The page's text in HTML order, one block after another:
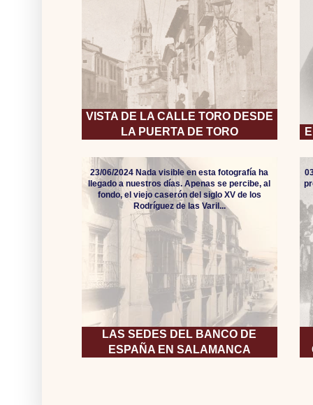
VISTA DE LA CALLE TORO DESDE
LA PUERTA DE TORO
LAS SEDES DEL BANCO DE
ESPAÑA EN SALAMANCA
23/06/2024 Nada visible en esta fotografía ha
llegado a nuestros días. Apenas se percibe, al
fondo, el viejo caserón del siglo XV de los
Rodríguez de las Varil...